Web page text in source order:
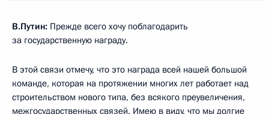
В.Путин: Прежде всего хочу поблагодарить
за государственную награду.
В этой связи отмечу, что это награда всей нашей большой
команде, которая на протяжении многих лет работает над
строительством нового типа, без всякого преувеличения,
межгосударственных связей. Имею в виду, что мы долгие